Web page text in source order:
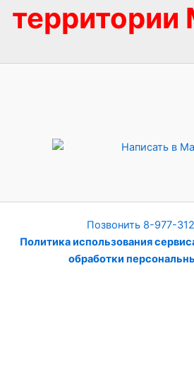
территории
Позвонить 8-977-
Политика использования
обработки